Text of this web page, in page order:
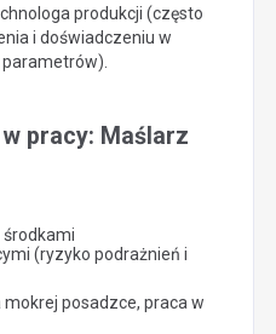
produkcji (często
i doświadczeniu w
pracy: Maślarz
środkami
(ryzyko podrażnień i
mokrej posadzce, praca w